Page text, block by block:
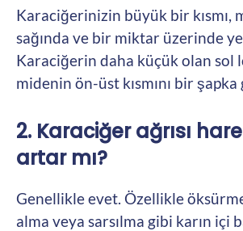
Karaciğerinizin büyük bir kısmı,
sağında ve bir miktar üzerinde
Karaciğerin daha küçük olan sol
midenin ön-üst kısmını bir
2. Karaciğer ağrısı
artar mı?
Genellikle evet. Özellikle
alma veya sarsılma gibi karın içi